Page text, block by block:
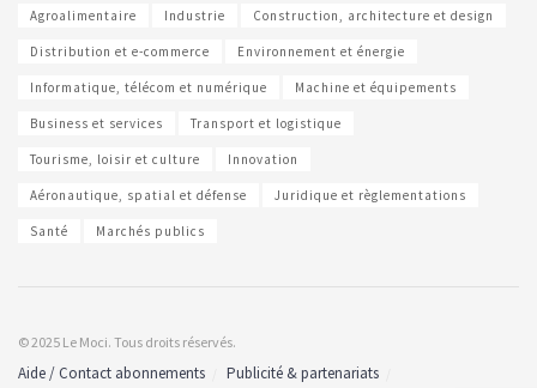
Agroalimentaire Industrie Construction, architecture et design
Distribution et e-commerce Environnement et énergie
Informatique, télécom et numérique Machine et équipements
Business et services Transport et logistique
Tourisme, loisir et culture Innovation
Aéronautique, spatial et défense Juridique et règlementations
Santé Marchés publics
© 2025 Le Moci. Tous droits réservés.
Aide / Contact abonnements
Publicité & partenariats